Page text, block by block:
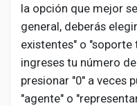
la opción que mejor
general, deberás
existentes" o
ingreses tu número
presionar "0" a veces
"agente" o